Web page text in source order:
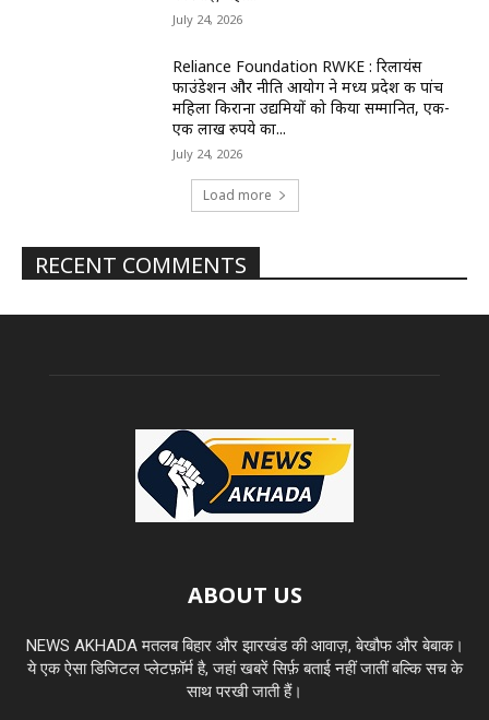
July 24, 2026
Reliance Foundation RWKE : रिलायंस
फाउंडेशन और नीति आयोग ने मध्य प्रदेश की पांच
महिला किराना उद्यमियों को किया सम्मानित, एक-
एक लाख रुपये का...
July 24, 2026
Load more
RECENT COMMENTS
ABOUT US
NEWS AKHADA मतलब बिहार और झारखंड की आवाज़, बेखौफ और बेबाक।
ये एक ऐसा डिजिटल प्लेटफ़ॉर्म है, जहां खबरें सिर्फ़ बताई नहीं जातीं बल्कि सच के
साथ परखी जाती हैं।